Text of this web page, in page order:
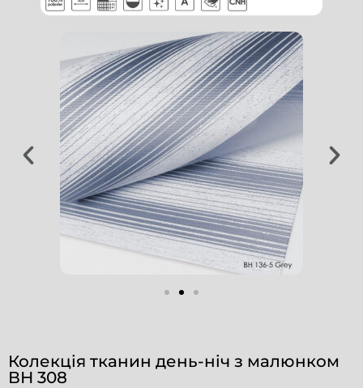
Колекція тканин день-ніч з малюнком
ВН 308